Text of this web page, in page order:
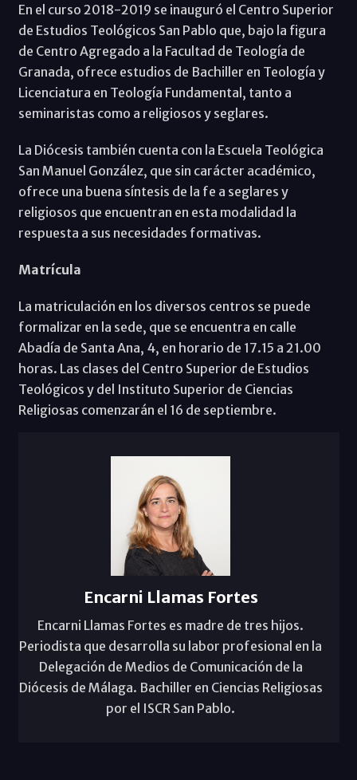
En el curso 2018-2019 se inauguró el Centro Superior
de Estudios Teológicos San Pablo que, bajo la figura
de Centro Agregado a la Facultad de Teología de
Granada, ofrece estudios de Bachiller en Teología y
Licenciatura en Teología Fundamental, tanto a
seminaristas como a religiosos y seglares.
La Diócesis también cuenta con la Escuela Teológica
San Manuel González, que sin carácter académico,
ofrece una buena síntesis de la fe a seglares y
religiosos que encuentran en esta modalidad la
respuesta a sus necesidades formativas.
Matrícula
La matriculación en los diversos centros se puede
formalizar en la sede, que se encuentra en calle
Abadía de Santa Ana, 4, en horario de 17.15 a 21.00
horas. Las clases del Centro Superior de Estudios
Teológicos y del Instituto Superior de Ciencias
Religiosas comenzarán el 16 de septiembre.
Encarni Llamas Fortes
Encarni Llamas Fortes es madre de tres hijos.
Periodista que desarrolla su labor profesional en la
Delegación de Medios de Comunicación de la
Diócesis de Málaga. Bachiller en Ciencias Religiosas
por el ISCR San Pablo.